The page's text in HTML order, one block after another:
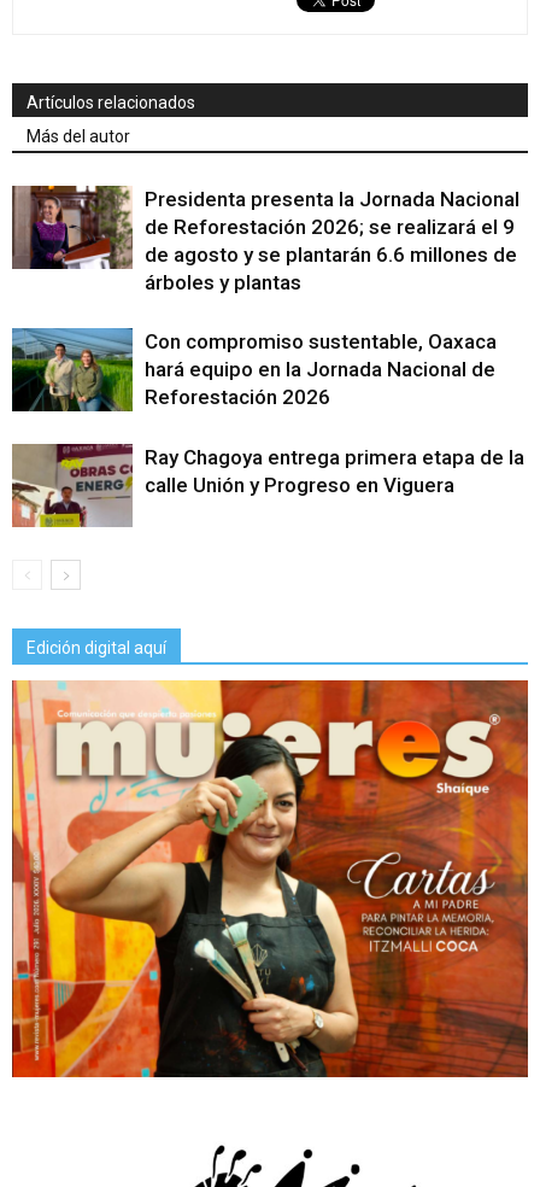
Artículos relacionados
Más del autor
Presidenta presenta la Jornada Nacional
de Reforestación 2026; se realizará el 9
de agosto y se plantarán 6.6 millones de
árboles y plantas
Con compromiso sustentable, Oaxaca
hará equipo en la Jornada Nacional de
Reforestación 2026
Ray Chagoya entrega primera etapa de la
calle Unión y Progreso en Viguera
Edición digital aquí